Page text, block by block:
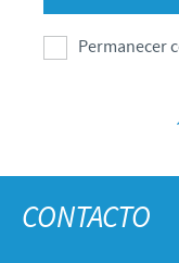
Permanecer
CONTACTO